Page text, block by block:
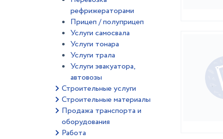
рефрижераторами
Прицеп / полуприцеп
Услуги самосвала
Услуги тонара
Услуги трала
Услуги эвакуатора,
автовозы
Строительные услуги
Строительные материалы
Продажа транспорта и
оборудования
Работа